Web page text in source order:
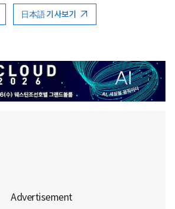
日本語 기사보기